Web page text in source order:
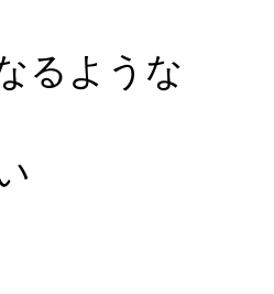
るような